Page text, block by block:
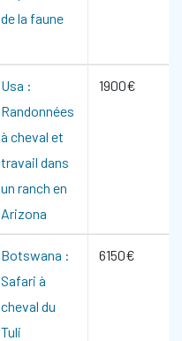
de la faune
Usa :
Randonnées
à cheval et
travail dans
un ranch en
Arizona
1900€
Botswana :
Safari à
cheval du
Tuli
6150€